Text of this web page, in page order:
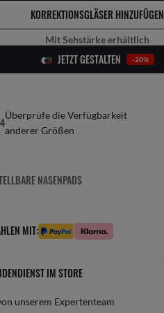
KORREKTIONSGLÄSER HINZUFÜGEN
Mit Sehstärke erhältlich
JETZT GESTALTEN -20%
Überprüfe die Verfügbarkeit
anderer Größen
NASENPADS
MIT:
IM STORE
unserem Expertenteam